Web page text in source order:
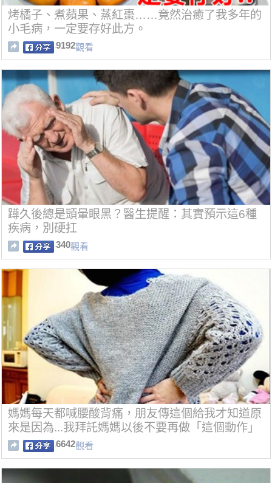
烤橘子、煮蘋果、蒸紅棗……竟然治癒了我多年的
小毛病，一定要存好此方。
9192觀看
蹲久後總是頭暈眼黑？醫生提醒：其實預示這6種
疾病，別硬扛
340觀看
媽媽每天都喊腰酸背痛，朋友傳這個給我才知道原
來是因為...我拜託媽媽以後不要再做「這個動作」
了！
6642觀看